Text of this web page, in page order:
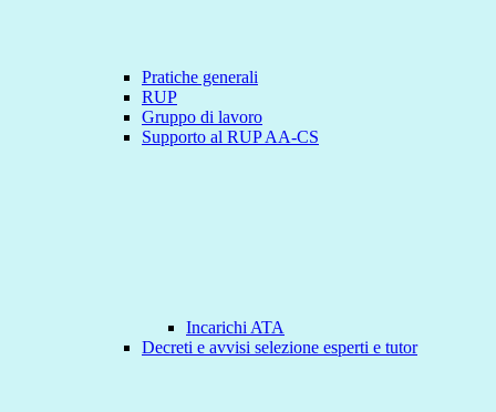
Pratiche generali
RUP
Gruppo di lavoro
Supporto al RUP AA-CS
Incarichi ATA
Decreti e avvisi selezione esperti e tutor